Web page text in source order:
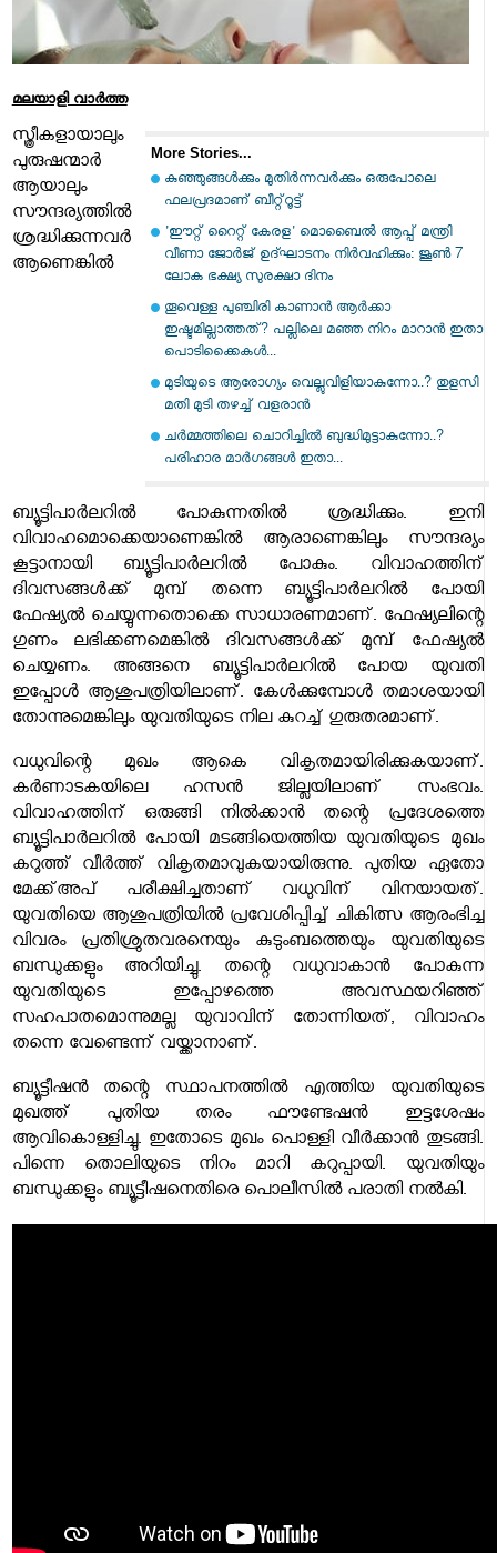
മലയാളി വാര്‍ത്ത
More Stories...
കുഞ്ഞുങ്ങള്‍ക്കും മുതിര്‍ന്നവര്‍ക്കും ഒരുപോലെ
ഫലപ്രദമാണ് ബീറ്റ്റൂട്ട്
'ഈറ്റ് റൈറ്റ് കേരള' മൊബൈല്‍ ആപ്പ് മന്ത്രി
വീണാ ജോര്‍ജ് ഉദ്ഘാടനം നിര്‍വഹിക്കും: ജൂണ്‍ 7
ലോക ഭക്ഷ്യ സുരക്ഷാ ദിനം
തൂവെള്ള പുഞ്ചിരി കാണാൻ ആർക്കാ
ഇഷ്ടമില്ലാത്തത്? പല്ലിലെ മഞ്ഞ നിറം മാറാൻ ഇതാ
പൊടിക്കെെകൾ...
മുടിയുടെ ആരോഗ്യം വെല്ലുവിളിയാകുന്നോ..? തുളസി
മതി മുടി തഴച്ച് വളരാൻ
ചർമ്മത്തിലെ ചൊറിച്ചിൽ ബുദ്ധിമുട്ടാകുന്നോ..?
പരിഹാര മാർഗങ്ങൾ ഇതാ...
സ്ത്രീകളായാലും
പുരുഷന്മാർ
ആയാലും
സൗന്ദര്യത്തിൽ
ശ്രദ്ധിക്കുന്നവർ
ആണെങ്കിൽ
ബ്യൂട്ടിപാർലറിൽ പോകുന്നതിൽ ശ്രദ്ധിക്കും. ഇനി
വിവാഹമൊക്കെയാണെങ്കിൽ ആരാണെങ്കിലും സൗന്ദര്യം
കൂട്ടാനായി ബ്യൂട്ടിപാർലറിൽ പോകും. വിവാഹത്തിന്
ദിവസങ്ങൾക്ക് മുമ്പ് തന്നെ ബ്യൂട്ടിപാർലറിൽ പോയി
ഫേഷ്യൽ ചെയ്യുന്നതൊക്കെ സാധാരണമാണ്. ഫേഷ്യലിന്റെ
ഗുണം ലഭിക്കണമെങ്കിൽ ദിവസങ്ങൾക്ക് മുമ്പ് ഫേഷ്യൽ
ചെയ്യണം. അങ്ങനെ ബ്യൂട്ടിപാർലറിൽ പോയ യുവതി
ഇപ്പോൾ ആശുപത്രിയിലാണ്. കേൾക്കുമ്പോൾ തമാശയായി
തോന്നുമെങ്കിലും യുവതിയുടെ നില കുറച്ച് ഗുരുതരമാണ്.
വധുവിന്റെ മുഖം ആകെ വികൃതമായിരിക്കുകയാണ്.
കർണാടകയിലെ ഹസന്‍ ജില്ലയിലാണ് സംഭവം.
വിവാഹത്തിന് ഒരുങ്ങി നില്‍ക്കാന്‍ തന്റെ പ്രദേശത്തെ
ബ്യൂട്ടിപാര്‍ലറില്‍ പോയി മടങ്ങിയെത്തിയ യുവതിയുടെ മുഖം
കറുത്ത് വീര്‍ത്ത് വികൃതമാവുകയായിരുന്നു. പുതിയ ഏതോ
മേക്ക്അപ് പരീക്ഷിച്ചതാണ് വധുവിന് വിനയായത്.
യുവതിയെ ആശുപത്രിയില്‍ പ്രവേശിപ്പിച്ച് ചികിത്സ ആരംഭിച്ച
വിവരം പ്രതിശ്രുതവരനെയും കുടുംബത്തെയും യുവതിയുടെ
ബന്ധുക്കളും അറിയിച്ചു. തന്റെ വധുവാകാന്‍ പോകുന്ന
യുവതിയുടെ ഇപ്പോഴത്തെ അവസ്ഥയറിഞ്ഞ്
സഹപാതമൊന്നുമല്ല യുവാവിന് തോന്നിയത്, വിവാഹം
തന്നെ വേണ്ടെന്ന് വയ്ക്കാനാണ്.
ബ്യൂട്ടീഷന്‍ തന്റെ സ്ഥാപനത്തില്‍ എത്തിയ യുവതിയുടെ
മുഖത്ത് പുതിയ തരം ഫൗണ്ടേഷന്‍ ഇട്ടശേഷം
ആവികൊള്ളിച്ചു. ഇതോടെ മുഖം പൊള്ളി വീര്‍ക്കാന്‍ തുടങ്ങി.
പിന്നെ തൊലിയുടെ നിറം മാറി കറുപ്പായി. യുവതിയും
ബന്ധുക്കളും ബ്യൂട്ടീഷനെതിരെ പൊലീസില്‍ പരാതി നല്‍കി.